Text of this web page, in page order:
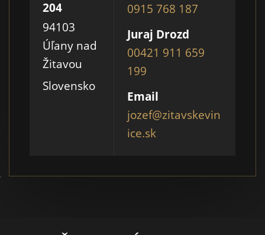
204
94103
Úľany nad
Žitavou
Slovensko
0915 768 187
Juraj Drozd
00421 911 659
199
Email
jozef@zitavskevin
ice.sk